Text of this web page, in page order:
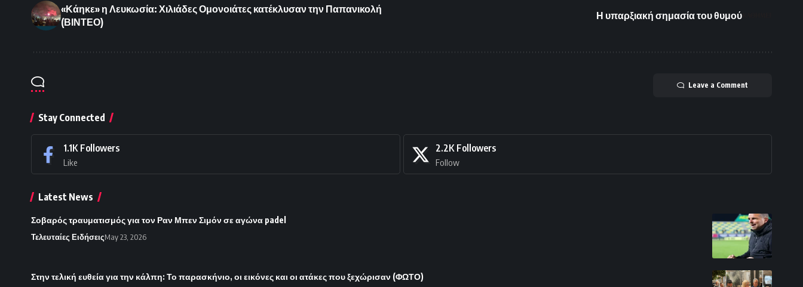
«Κάηκε» η Λευκωσία: Χιλιάδες Ομονοιάτες κατέκλυσαν την Παπανικολή
(ΒΙΝΤΕΟ)
Η υπαρξιακή σημασία του θυμού
Leave a Comment
Stay Connected
1.1K Followers
Like
2.2K Followers
Follow
Latest News
Σοβαρός τραυματισμός για τον Ραν Μπεν Σιμόν σε αγώνα padel
Τελευταίες ΕιδήσειςMay 23, 2026
Στην τελική ευθεία για την κάλπη: Το παρασκήνιο, οι εικόνες και οι ατάκες που ξεχώρισαν (ΦΩΤΟ)